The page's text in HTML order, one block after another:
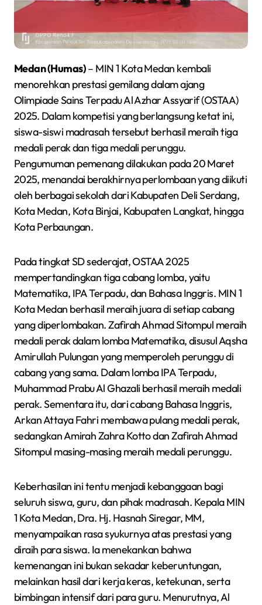
Medan (Humas)– MIN 1 Kota Medan kembali
menorehkan prestasi gemilang dalam ajang
Olimpiade Sains Terpadu Al Azhar Assyarif (OSTAA)
2025. Dalam kompetisi yang berlangsung ketat ini,
siswa-siswi madrasah tersebut berhasil meraih tiga
medali perak dan tiga medali perunggu.
Pengumuman pemenang dilakukan pada 20 Maret
2025, menandai berakhirnya perlombaan yang diikuti
oleh berbagai sekolah dari Kabupaten Deli Serdang,
Kota Medan, Kota Binjai, Kabupaten Langkat, hingga
Kota Perbaungan.
Pada tingkat SD sederajat, OSTAA 2025
mempertandingkan tiga cabang lomba, yaitu
Matematika, IPA Terpadu, dan Bahasa Inggris. MIN 1
Kota Medan berhasil meraih juara di setiap cabang
yang diperlombakan. Zafirah Ahmad Sitompul meraih
medali perak dalam lomba Matematika, disusul Aqsha
Amirullah Pulungan yang memperoleh perunggu di
cabang yang sama. Dalam lomba IPA Terpadu,
Muhammad Prabu Al Ghazali berhasil meraih medali
perak. Sementara itu, dari cabang Bahasa Inggris,
Arkan Attaya Fahri membawa pulang medali perak,
sedangkan Amirah Zahra Kotto dan Zafirah Ahmad
Sitompul masing-masing meraih medali perunggu.
Keberhasilan ini tentu menjadi kebanggaan bagi
seluruh siswa, guru, dan pihak madrasah. Kepala MIN
1 Kota Medan, Dra. Hj. Hasnah Siregar, MM,
menyampaikan rasa syukurnya atas prestasi yang
diraih para siswa. Ia menekankan bahwa
kemenangan ini bukan sekadar keberuntungan,
melainkan hasil dari kerja keras, ketekunan, serta
bimbingan intensif dari para guru. Menurutnya, Al